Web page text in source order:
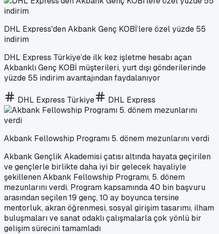
DHL Express'den Akbank Genç KOBİ’lere özel yüzde 55
indirim
DHL Express Türkiye’de ilk kez işletme hesabı açan
Akbanklı Genç KOBİ müşterileri, yurt dışı gönderilerinde
yüzde 55 indirim avantajından faydalanıyor
DHL Express Türkiye DHL Express
Akbank Fellowship Programı 5. dönem mezunlarını verdi
Akbank Gençlik Akademisi çatısı altında hayata geçirilen
ve gençlerle birlikte daha iyi bir gelecek hayaliyle
şekillenen Akbank Fellowship Programı, 5. dönem
mezunlarını verdi. Program kapsamında 40 bin başvuru
arasından seçilen 19 genç, 10 ay boyunca tersine
mentorluk, akran öğrenmesi, sosyal girişim tasarımı, ilham
buluşmaları ve sanat odaklı çalışmalarla çok yönlü bir
gelişim sürecini tamamladı